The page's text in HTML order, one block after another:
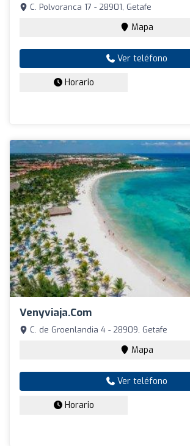
C. Polvoranca 17 - 28901, Getafe
Mapa
Ver teléfono
Horario
Venyviaja.com
C. de Groenlandia 4 - 28909, Getafe
Mapa
Ver teléfono
Horario